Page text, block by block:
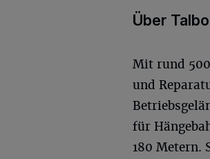
Über
Mit rund
und
für
180 Metern.